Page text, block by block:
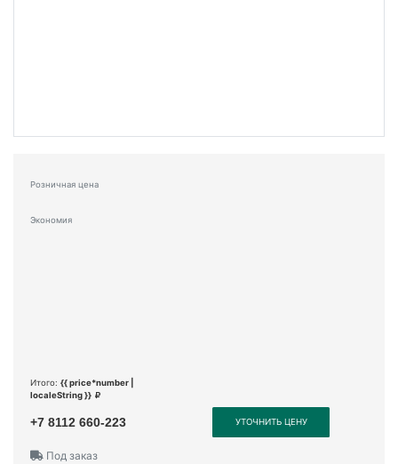
Розничная цена
Экономия
Итого: {{ price*number |
localeString }}
+7 8112 660-223 УТОЧНИТЬ ЦЕНУ
Под заказ